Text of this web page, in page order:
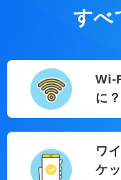
すべ
Wi-
に
ワ
ケ